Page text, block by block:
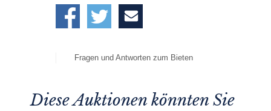
Fragen und Antworten zum Bieten
Diese Auktionen könnten Sie